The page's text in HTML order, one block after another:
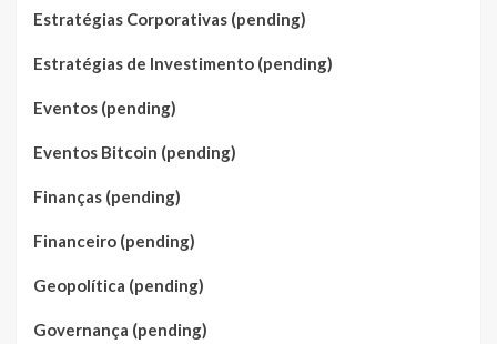
Estratégias Corporativas (pending)
Estratégias de Investimento (pending)
Eventos (pending)
Eventos Bitcoin (pending)
Finanças (pending)
Financeiro (pending)
Geopolítica (pending)
Governança (pending)